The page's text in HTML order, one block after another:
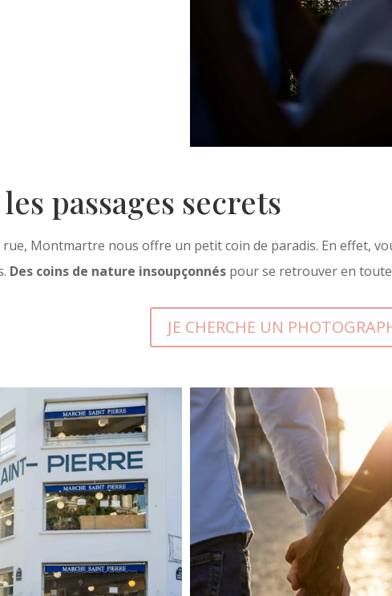
passages secrets
rue, Montmartre nous offre un petit coin de paradis. En effet,
Des coins de nature insoupçonnés pour se retrouver en
JE CHERCHE UN